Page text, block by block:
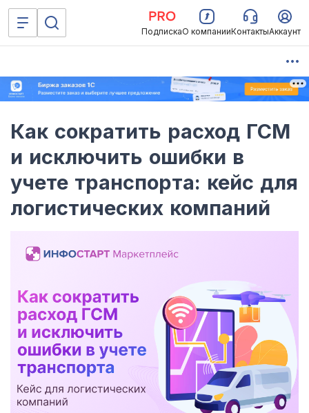
ПодпискаО компанииКонтактыАккаунт
Как сократить расход ГСМ
и исключить ошибки в
учете транспорта: кейс для
логистических компаний